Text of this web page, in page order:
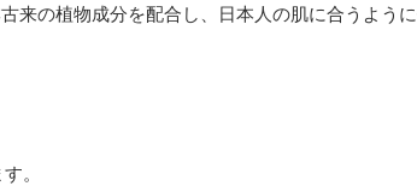
来の植物成分を配合し、日本人の肌に合うよう
。